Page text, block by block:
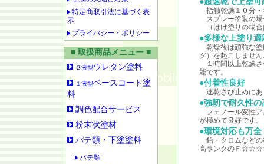
特定商取引法に基づく表
示
プライバシー・ポリシー
指触乾燥１０分・
スプレー塗装の場
（はけ塗りの場合
●多様な上塗り適
乾燥後は頑強な塗
グ）を起こしません
１時間以上乾燥さ
能です。
●付着性良好
速乾さび止めにあ
●強靭で耐久性の
フェノール変性ア
が極めて良好です。
●環境対応も万全
鉛・クロムなどの
高ランクのＦ☆☆☆☆
■ 取扱商品メニュー ■
２液型ウレタン塗料
１液型ベースコート塗
料
調色配合サービス
粉末状塗材
パテ類・下塗塗料
パテ類